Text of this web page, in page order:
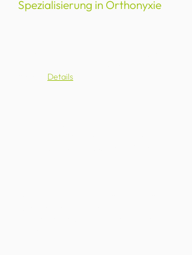
Spezialisierung in Orthonyxie
Details